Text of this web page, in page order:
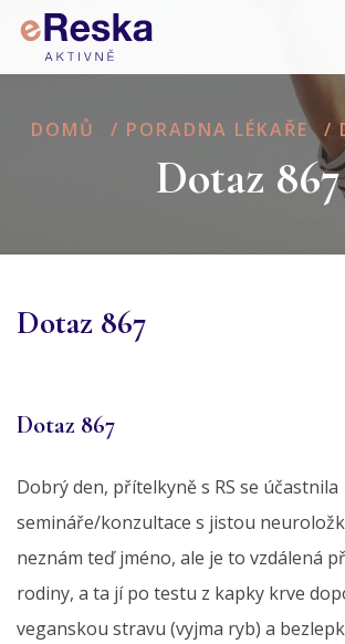
DOMŮ / PORADNA LÉKAŘE /
Dotaz 867
Dotaz 867
Dotaz 867
Dobrý den, přítelkyně s RS se účastnila
semináře/konzultace s jistou
neznám teď jméno, ale je to vzdálená
rodiny, a ta jí po testu z kapky krve
veganskou stravu (vyjma ryb) a